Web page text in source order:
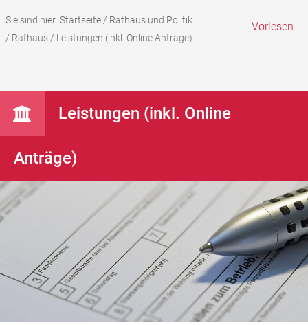
Sie sind hier: Startseite/ Rathaus und Politik
/ Rathaus/ Leistungen (inkl. Online Anträge)
Vorlesen
Leistungen (inkl. Online
Anträge)